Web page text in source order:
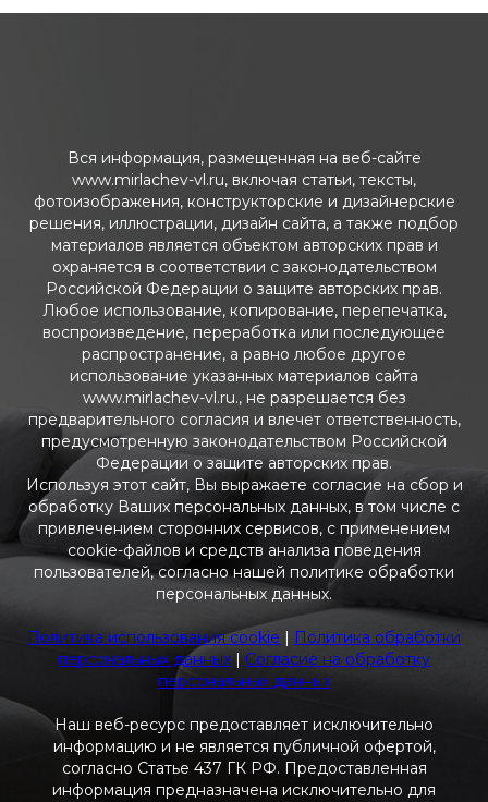
Вся информация, размещенная на веб-сайте
www.mirlachev-vl.ru, включая статьи, тексты,
фотоизображения, конструкторские и дизайнерские
решения, иллюстрации, дизайн сайта, а также подбор
материалов является объектом авторских прав и
охраняется в соответствии с законодательством
Российской Федерации о защите авторских прав.
Любое использование, копирование, перепечатка,
воспроизведение, переработка или последующее
распространение, а равно любое другое
использование указанных материалов сайта
www.mirlachev-vl.ru., не разрешается без
предварительного согласия и влечет ответственность,
предусмотренную законодательством Российской
Федерации о защите авторских прав.
Используя этот сайт, Вы выражаете согласие на сбор и
обработку Ваших персональных данных, в том числе с
привлечением сторонних сервисов, с применением
cookie-файлов и средств анализа поведения
пользователей, согласно нашей политике обработки
персональных данных.
Политика использования cookie | Политика обработки
персональных данных | Согласие на обработку
персональных данных
Наш веб-ресурс предоставляет исключительно
информацию и не является публичной офертой,
согласно Статье 437 ГК РФ. Предоставленная
информация предназначена исключительно для